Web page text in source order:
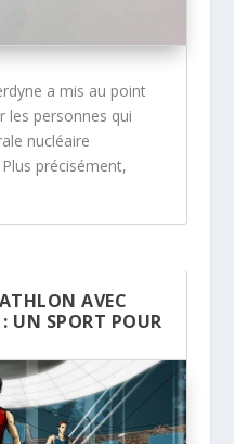
a mis au point
les personnes qui
nucléaire
précisément,
AVEC
UN SPORT POUR